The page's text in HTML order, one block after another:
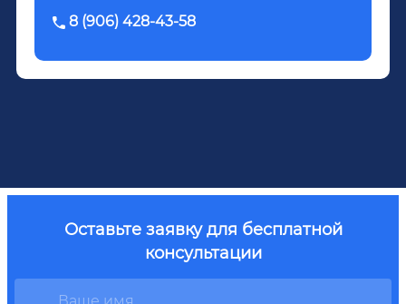
8 (906) 428-43-58
Оставьте заявку для бесплатной
консультации